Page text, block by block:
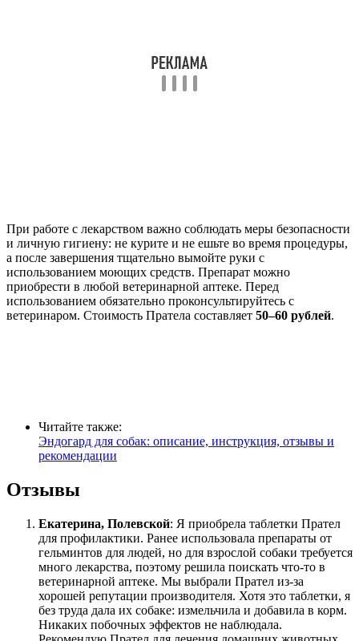
При работе с лекарством важно соблюдать меры безопасности
и личную гигиену: не курите и не ешьте во время процедуры,
а после завершения тщательно вымойте руки с
использованием моющих средств. Препарат можно
приобрести в любой ветеринарной аптеке. Перед
использованием обязательно проконсультируйтесь с
ветеринаром. Стоимость Пратела составляет 50–60 рублей.
Читайте также:
Эндогард для собак: описание, инструкция, отзывы и
рекомендации
Отзывы
Екатерина, Полевской: Я приобрела таблетки Прател
для профилактики. Ранее использовала препараты от
гельминтов для людей, но для взрослой собаки требуется
много лекарства, поэтому решила поискать что-то в
ветеринарной аптеке. Мы выбрали Прател из-за
хорошей репутации производителя. Хотя это таблетки, я
без труда дала их собаке: измельчила и добавила в корм.
Никаких побочных эффектов не наблюдала.